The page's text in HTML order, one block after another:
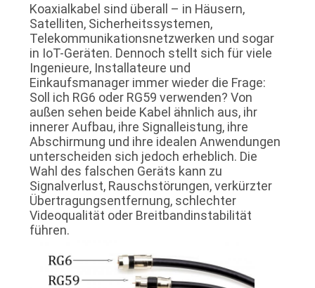
NEUIGKEITEN
RECHTSSACHEN
BITTE
EIN
ANGEBOT
SITEMAP
DATENSCHUTZRICHTLINIE
Koaxialkabel sind überall – in Häusern,
Satelliten, Sicherheitssystemen,
Telekommunikationsnetzwerken und sogar
in IoT-Geräten. Dennoch stellt sich für viele
Ingenieure, Installateure und
Einkaufsmanager immer wieder die Frage:
Soll ich RG6 oder RG59 verwenden? Von
außen sehen beide Kabel ähnlich aus, ihr
innerer Aufbau, ihre Signalleistung, ihre
Abschirmung und ihre idealen Anwendungen
unterscheiden sich jedoch erheblich. Die
Wahl des falschen Geräts kann zu
Signalverlust, Rauschstörungen, verkürzter
Übertragungsentfernung, schlechter
Videoqualität oder Breitbandinstabilität
führen.